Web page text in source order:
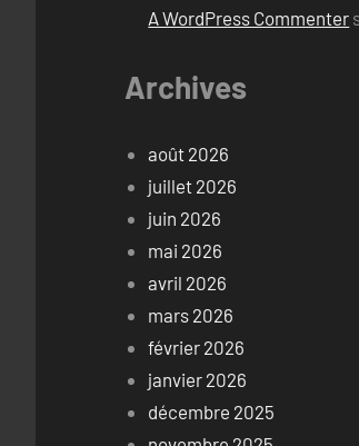
A WordPress Commenter
Archives
août 2026
juillet 2026
juin 2026
mai 2026
avril 2026
mars 2026
février 2026
janvier 2026
décembre 2025